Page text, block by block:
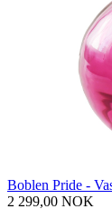
Boblen Pride -
2 299,00 NOK